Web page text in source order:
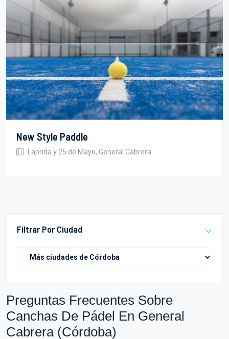
Filtrar Por Ciudad
New Style Paddle
Laprida y 25 de Mayo, General Cabrera
Preguntas Frecuentes Sobre
Canchas De Pádel En General
Cabrera (Córdoba)